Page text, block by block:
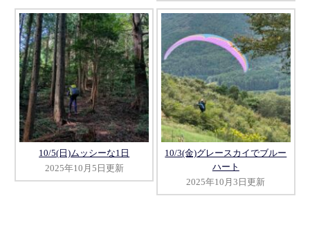
10/5(日)ムッシーな1日
2025年10月5日更新
10/3(金)グレースカイでブルー
ハート
2025年10月3日更新